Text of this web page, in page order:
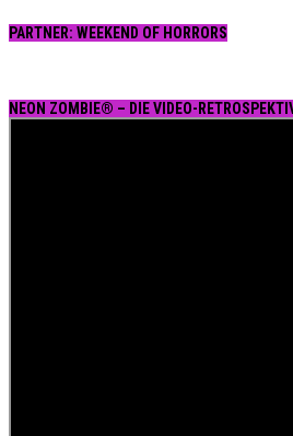
PARTNER: WEEKEND OF HORRORS
NEON ZOMBIE® – DIE VIDEO-